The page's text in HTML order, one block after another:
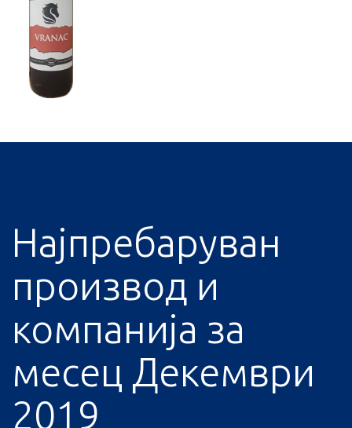
Најпребаруван
производ и
компанија за
месец Декември
2019